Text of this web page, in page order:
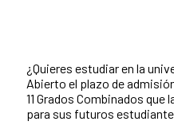
¿Quieres estudiar en la
Abierto el plazo de
11 Grados Combinados
para sus futuros